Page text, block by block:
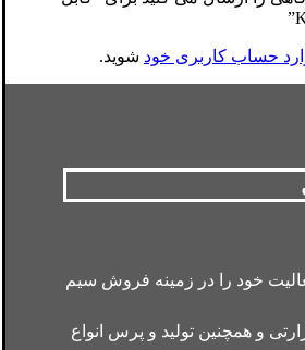
حساب کاربری خود شوید.
خود را در زمینه فروش سیم
و همچنین تولید و پرس انواع